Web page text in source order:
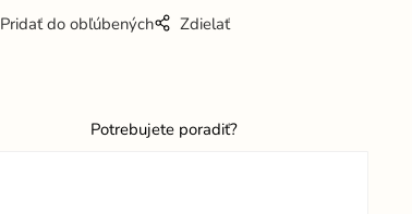
Pridať do obľúbených Zdielať
Potrebujete poradiť?